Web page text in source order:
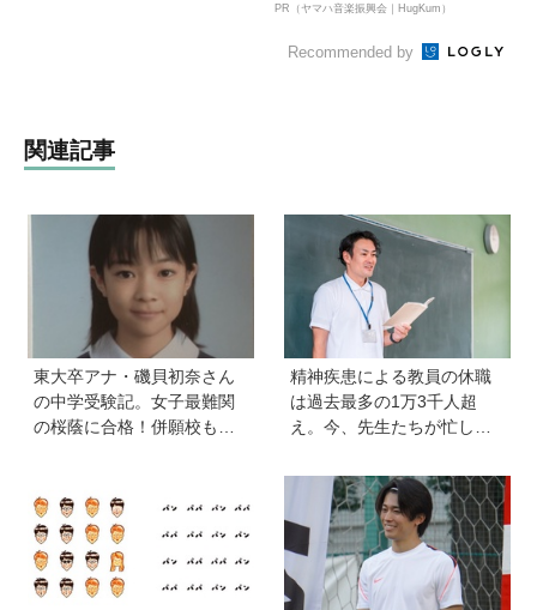
PR（ヤマハ音楽振興会｜HugKum）
Recommended by
関連記事
東大卒アナ・磯貝初奈さん
の中学受験記。女子最難関
の桜蔭に合格！併願校も魅
事」「勉強イヤならしなく
ていいよ」
精神疾患による教員の休職
は過去最多の1万3千人超
え。今、先生たちが忙しす
知っておきたい学校のリア